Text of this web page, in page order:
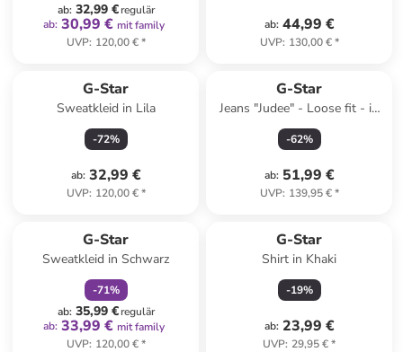
ab: 32,99 €regulär
ab: 30,99 € mit family
UVP: 120,00 €*
ab: 44,99 €
UVP: 130,00 €*
G-Star
Sweatkleid in Lila
-72%
ab: 32,99 €
UVP: 120,00 €*
G-Star
Jeans "Judee" - Loose fit - in
Blau
-62%
ab: 51,99 €
UVP: 139,95 €*
G-Star
Sweatkleid in Schwarz
-71%
ab: 35,99 €regulär
ab: 33,99 € mit family
UVP: 120,00 €*
G-Star
Shirt in Khaki
-19%
ab: 23,99 €
UVP: 29,95 €*